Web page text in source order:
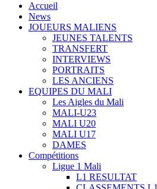
Accueil
News
JOUEURS MALIENS
JEUNES TALENTS
TRANSFERT
INTERVIEWS
PORTRAITS
LES ANCIENS
EQUIPES DU MALI
Les Aigles du Mali
MALI-U23
MALI U20
MALI U17
DAMES
Compétitions
Ligue 1 Mali
L1 RESULTAT